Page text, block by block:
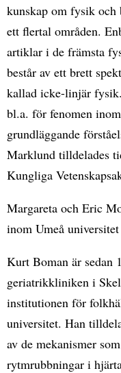
kunskap om fysik
ett flertal områden.
artiklar i de främsta
består av ett brett
kallad icke-linjär
bl.a. för fenomen
grundläggande
Marklund tilldelades
Kungliga
Margareta och Eric
inom Umeå
Kurt Boman är sedan
geriatrikkliniken i
institutionen för
universitet. Han
av de mekanismer
rytmrubbningar i